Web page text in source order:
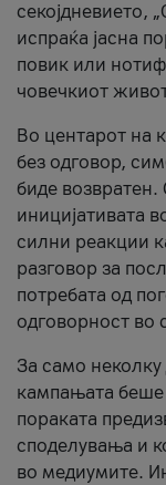
секојдневието,
испраќа јасна
повик или
човечкиот
Во центарот на
без одговор,
биде возвратен.
иницијативата
силни реакции
разговор за
потребата од
одговорност во
За само
кампањата беше
пораката
споделувања и
во медиумите.